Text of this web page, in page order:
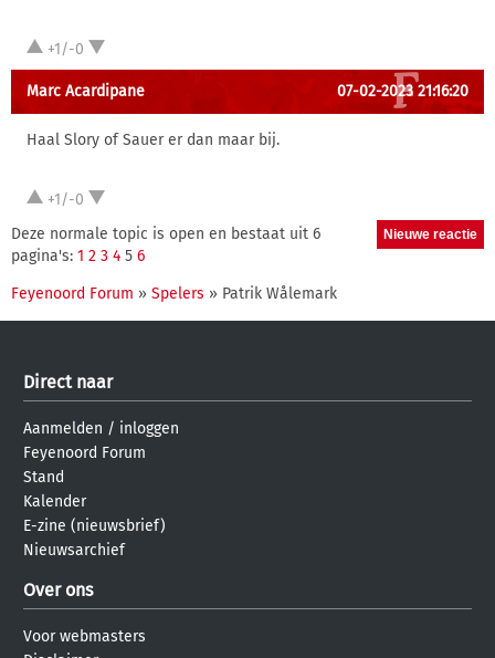
+1/-0
Marc Acardipane 07-02-2023 21:16:20
Haal Slory of Sauer er dan maar bij.
+1/-0
Deze normale topic is open en bestaat uit 6
pagina's: 1 2 3 4 5 6
Feyenoord Forum » Spelers » Patrik Wålemark
Direct naar
Aanmelden / inloggen
Feyenoord Forum
Stand
Kalender
E-zine (nieuwsbrief)
Nieuwsarchief
Over ons
Voor webmasters